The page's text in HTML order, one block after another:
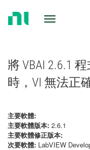
將 VBAI 2.6.1
時，VI 無法正
主要軟體:
主要軟體版本: 2.6.1
主要軟體修正版本:
次要軟體: LabVIEW